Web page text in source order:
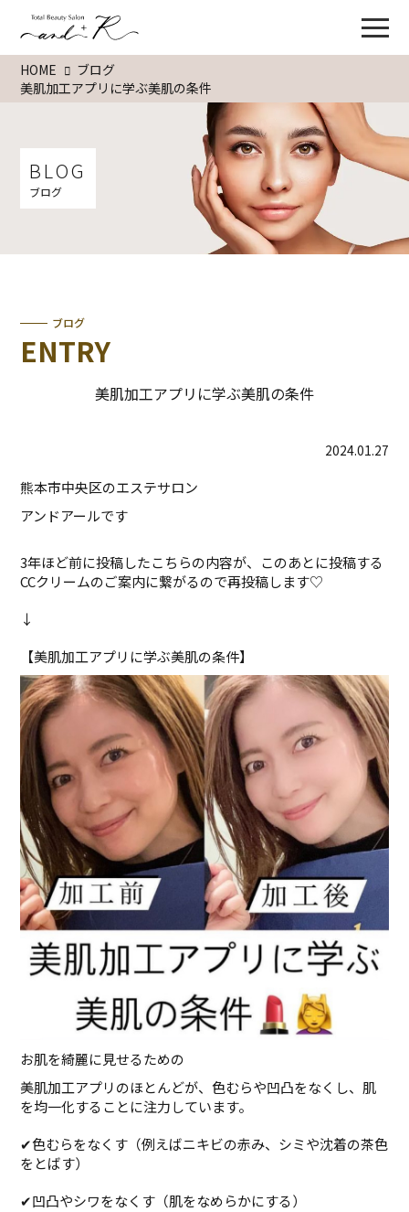
HOME
ブログ
美肌加工アプリに学ぶ美肌の条件
BLOG
ブログ
ブログ
ENTRY
美肌加工アプリに学ぶ美肌の条件
2024.01.27
熊本市中央区のエステサロン
アンドアールです
3年ほど前に投稿したこちらの内容が、このあとに投稿する
CCクリームのご案内に繋がるので再投稿します♡
↓
【美肌加工アプリに学ぶ美肌の条件】
お肌を綺麗に見せるための
美肌加工アプリのほとんどが、色むらや凹凸をなくし、肌
を均一化することに注力しています。
✔︎色むらをなくす（例えばニキビの赤み、シミや沈着の茶色
をとばす）
✔︎凹凸やシワをなくす（肌をなめらかにする）